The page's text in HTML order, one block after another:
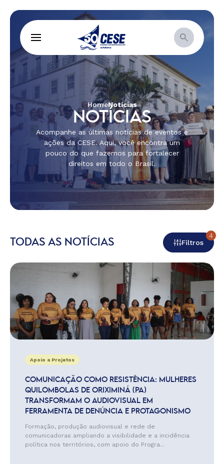
HomeNotícias
NOTÍCIAS
Acompanhe as últimas notícias de eventos e
ações da CESE. Aqui, você encontra um
pouco do que fazemos para fortalecer
direitos em todo o Brasil.
TODAS AS NOTÍCIAS Filtros
4
Apoio a Projetos
COMUNICAÇÃO COMO RESISTÊNCIA: MULHERES
QUILOMBOLAS DE ORIXIMINÁ (PA)
TRANSFORMAM O AUDIOVISUAL EM
FERRAMENTA DE DENÚNCIA E PROTAGONISMO
Formação, produção audiovisual e rede de
comunicadoras ampliando a visibilidade e a incidência
política nos territórios, com apoio do Progra...